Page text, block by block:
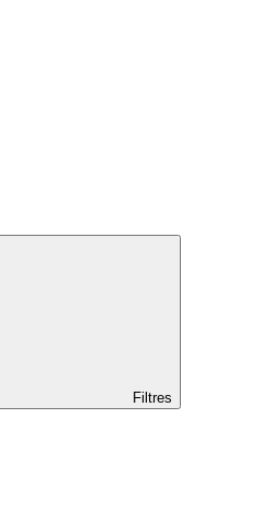
Filtres